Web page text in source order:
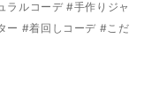
ラルコーデ #手作りジャ
ー #着回しコーデ #こだ